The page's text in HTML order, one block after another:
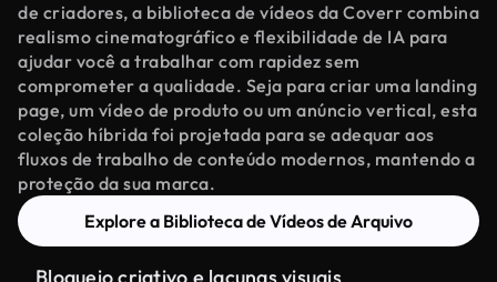
de criadores, a biblioteca de vídeos da Coverr combina
realismo cinematográfico e flexibilidade de IA para
ajudar você a trabalhar com rapidez sem
comprometer a qualidade. Seja para criar uma landing
page, um vídeo de produto ou um anúncio vertical, esta
coleção híbrida foi projetada para se adequar aos
fluxos de trabalho de conteúdo modernos, mantendo a
proteção da sua marca.
Explore a Biblioteca de Vídeos de Arquivo